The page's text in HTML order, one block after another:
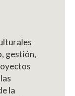
gestión,
la